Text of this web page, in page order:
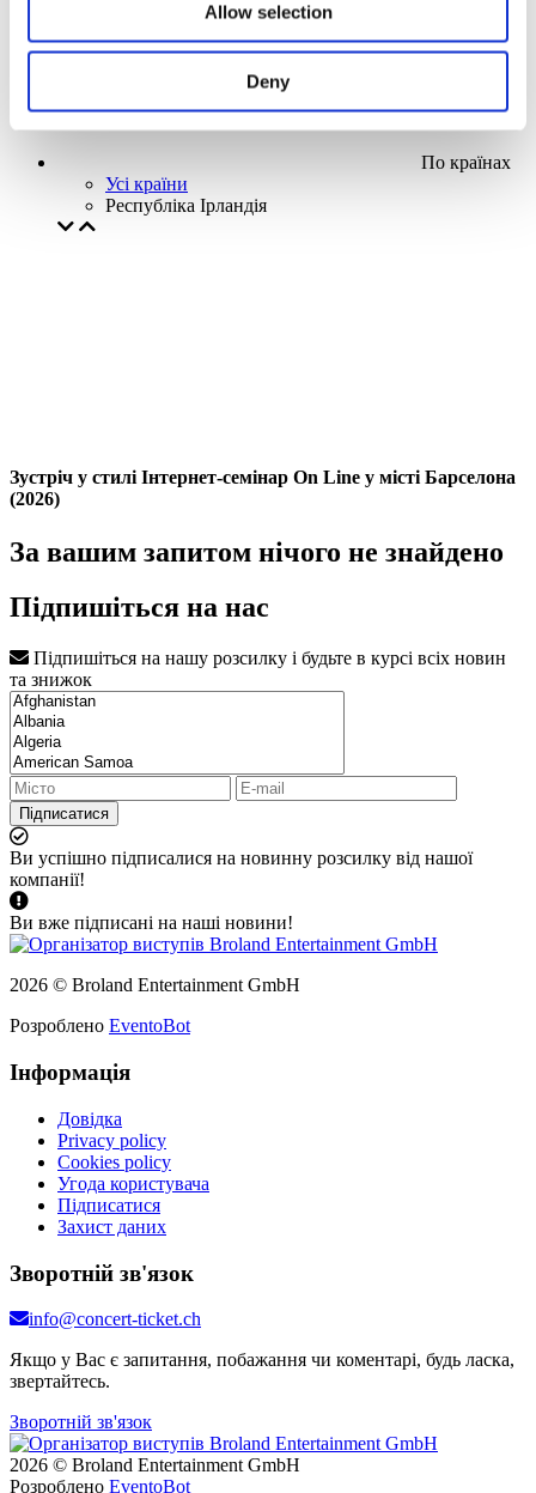
Allow selection
Deny
По країнах
Усі країни
Республіка Ірландія
Зустріч у стилі Інтернет-семінар On Line у місті Барселона
(2026)
За вашим запитом нічого не знайдено
Підпишіться на нас
Підпишіться на нашу розсилку і будьте в курсі всіх новин
та знижок
Підписатися
Ви успішно підписалися на новинну розсилку від нашої
компанії!
Ви вже підписані на наші новини!
2026 © Broland Entertainment GmbH
Розроблено EventoBot
Інформація
Довідка
Privacy policy
Cookies policy
Угода користувача
Підписатися
Захист даних
Зворотній зв'язок
info@concert-ticket.ch
Якщо у Вас є запитання, побажання чи коментарі, будь ласка,
звертайтесь.
Зворотній зв'язок
2026 © Broland Entertainment GmbH
Розроблено EventoBot